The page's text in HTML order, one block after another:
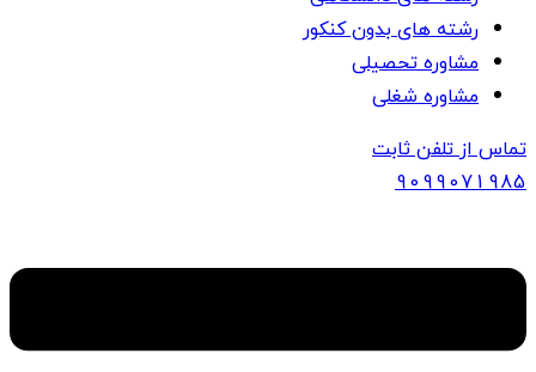
رشته های بدون کنکور
مشاوره تحصیلی
مشاوره شغلی
تماس از تلفن ثابت
9099071985